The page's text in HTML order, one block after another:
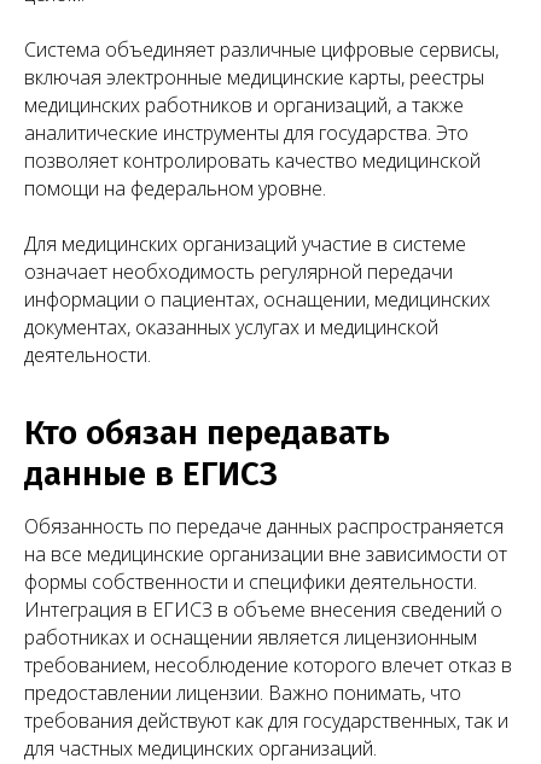
Система объединяет различные цифровые сервисы,
включая электронные медицинские карты, реестры
медицинских работников и организаций, а также
аналитические инструменты для государства. Это
позволяет контролировать качество медицинской
помощи на федеральном уровне.
Для медицинских организаций участие в системе
означает необходимость регулярной передачи
информации о пациентах, оснащении, медицинских
документах, оказанных услугах и медицинской
деятельности.
Кто обязан передавать
данные в ЕГИСЗ
Обязанность по передаче данных распространяется
на все медицинские организации вне зависимости от
формы собственности и специфики деятельности.
Интеграция в ЕГИСЗ в объеме внесения сведений о
работниках и оснащении является лицензионным
требованием, несоблюдение которого влечет отказ в
предоставлении лицензии. Важно понимать, что
требования действуют как для государственных, так и
для частных медицинских организаций.